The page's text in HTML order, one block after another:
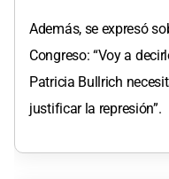
Además, se expresó
Congreso: “Voy a
Patricia Bullrich
justificar la represión”.